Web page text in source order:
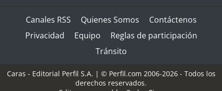
Canales RSS Quienes Somos
Contáctenos
Privacidad
Equipo
Reglas de participación
Tránsito
Caras - Editorial Perfil S.A. | © Perfil.com 2006-2026 - Todos los
derechos reservados.